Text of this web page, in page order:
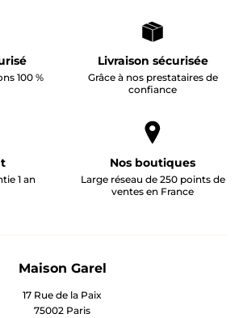
100 %
Livraison sécurisée
Grâce à nos prestataires de
confiance
1 an
Nos boutiques
Large réseau de 250 points de
ventes en France
Maison Garel
17 Rue de la Paix
75002 Paris